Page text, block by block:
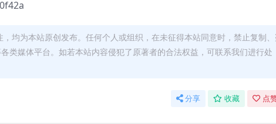
均为本站原创发布。任何个人或组织，在未征得本站同意时，禁止复制
类媒体平台。如若本站内容侵犯了原著者的合法权益，可联系我们进行处
分享 收藏 点